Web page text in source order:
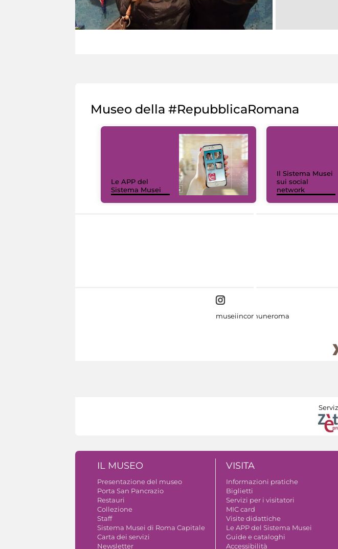
Museo della #RepubblicaRomana
Le APP del
Sistema Musei
Il Sistema Musei
sui social
network
museiincomuneroma
IL MUSEO
Presentazione del museo
Porta San Pancrazio
Restauri
Collezione
Staff
Sistema Musei di Roma Capitale
Carta dei servizi
Newsletter
VISITA
Informazioni pratiche
Biglietti
Servizi per i visitatori
MIC card
Visite didattiche
Le APP del Sistema Musei
Guide e cataloghi
Accessibilità